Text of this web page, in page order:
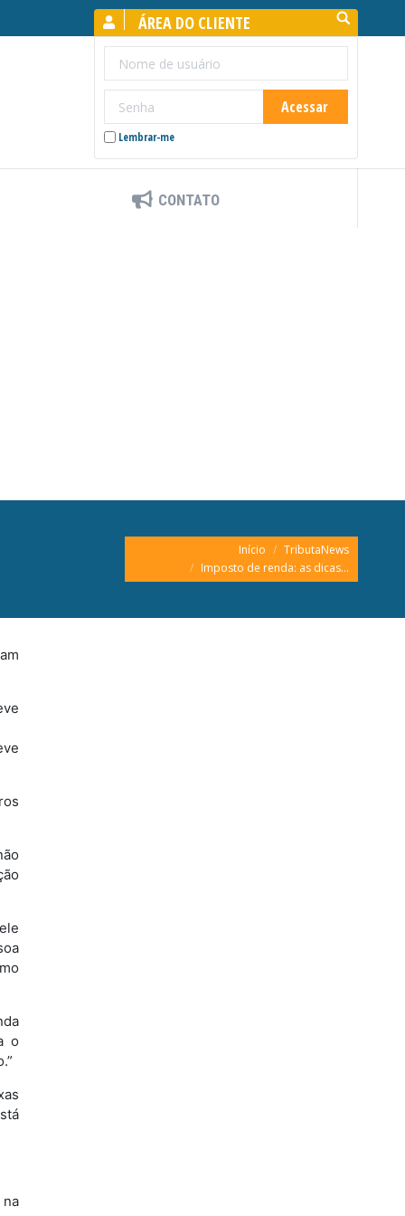
Search:
ÁREA DO CLIENTE
Lembrar-me
CONTATO
Você está aqui:
Início
TributaNews
Imposto de renda: as dicas…
o